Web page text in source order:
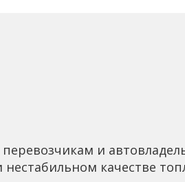
перевозчикам и
нестабильном качестве